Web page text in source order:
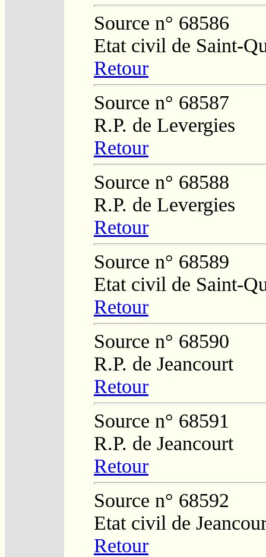
Source n° 68586
Etat civil de Saint-
Retour
Source n° 68587
R.P. de Levergies
Retour
Source n° 68588
R.P. de Levergies
Retour
Source n° 68589
Etat civil de Saint-
Retour
Source n° 68590
R.P. de Jeancourt
Retour
Source n° 68591
R.P. de Jeancourt
Retour
Source n° 68592
Etat civil de
Retour